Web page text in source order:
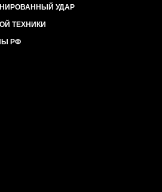
УДАР
ТЕХНИКИ
РФ